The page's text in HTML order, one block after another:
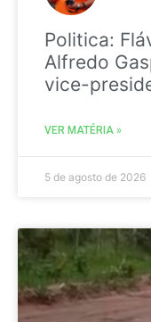
Politica:
Alfredo
vice-
VER MATÉRIA »
5 de agosto de 2026